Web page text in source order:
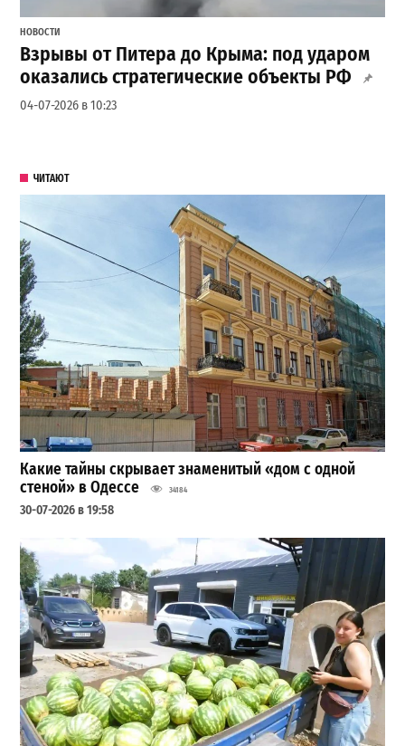
НОВОСТИ
Взрывы от Питера до Крыма: под ударом
оказались стратегические объекты РФ
04-07-2026 в 10:23
ЧИТАЮТ
Какие тайны скрывает знаменитый «дом с одной
стеной» в Одессе
34184
30-07-2026 в 19:58